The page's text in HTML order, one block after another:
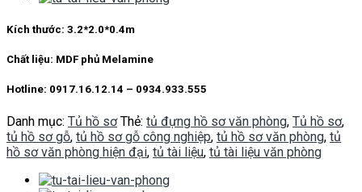
Kích thước: 3.2*2.0*0.4m
Chất liệu: MDF phủ Melamine
Hotline: 0917.16.12.14 – 0934.933.555
Danh mục: Tủ hồ sơ Thẻ: tủ đựng hồ sơ văn phòng, Tủ hồ sơ,
tủ hồ sơ gỗ, tủ hồ sơ gỗ công nghiệp, tủ hồ sơ văn phòng, tủ
hồ sơ văn phòng hiện đại, tủ tài liệu, tủ tài liệu văn phòng